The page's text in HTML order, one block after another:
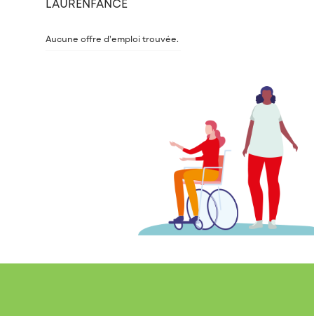
LAURENFANCE
Aucune offre d’emploi trouvée.